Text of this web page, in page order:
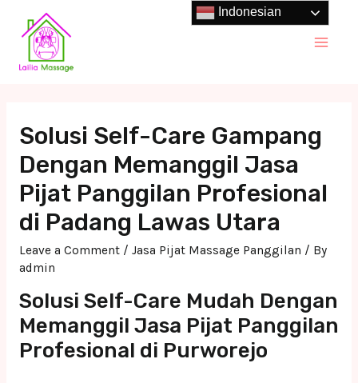
content
Solusi Self-Care Gampang
Dengan Memanggil Jasa
Pijat Panggilan Profesional
di Padang Lawas Utara
Leave a Comment / Jasa Pijat Massage Panggilan / By
admin
Solusi Self-Care Mudah Dengan
Memanggil Jasa Pijat Panggilan
Profesional di Purworejo
Indonesian